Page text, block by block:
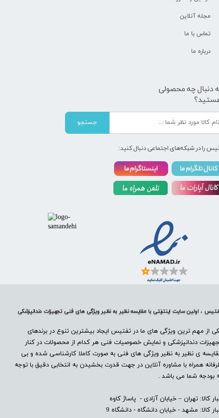
، اولین سایت اینترنتی با مقایسه نظیر به نظیر ویژگی های فنی تجهیزات دندانپزشکی
از مهم ترین ویژگی های ما در تفتیس ایجاد بیشترین تنوع در برندهای
دندانپزشکی و نمایش خصوصیات فنی هر کدام از محصولات در کنار
ی نظیر به نظیر ویژگی های فنی به صورت کاملا کارشناسی شده و بی
همراه با مشاوره آنلاین در جهت قدرت بخشیدن به انتخابی دقیق با توجه
بودجه شما می باشد .
کالا: تهران – خیابان آزادی - پاساژ کاوه
کالا: مشهد - خیابان دانشگاه - دانشگاه 9
مجله آنلاین
تماس با ما
درباره ما
دنبال چه محصولی
جستجو
را در شبکه‌های اجتماعی دنبال کنید: